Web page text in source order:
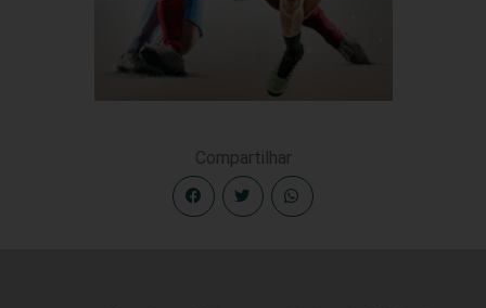
Compartilhar